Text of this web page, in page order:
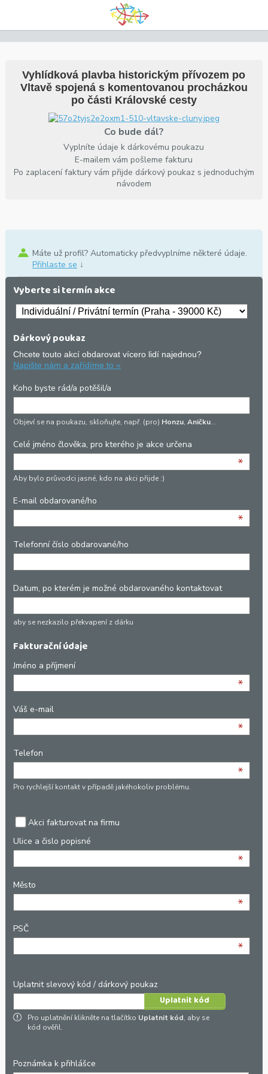
Vyhlídková plavba historickým přívozem po
Vltavě spojená s komentovanou procházkou
po části Královské cesty
Co bude dál?
Vyplníte údaje k dárkovému poukazu
E-mailem vám pošleme fakturu
Po zaplacení faktury vám přijde dárkový poukaz s jednoduchým
návodem
Máte už profil? Automaticky předvyplníme některé údaje.
Přihlaste se ↓
Vyberte si termín akce
Dárkový poukaz
Chcete touto akcí obdarovat vícero lidí najednou?
Napište nám a zařídíme to »
Koho byste rád/a potěšil/a
Objeví se na poukazu, skloňujte, např. (pro) Honzu, Aničku…
Celé jméno člověka, pro kterého je akce určena
*
Aby bylo průvodci jasné, kdo na akci přijde :)
E-mail obdarované/ho
*
Telefonní číslo obdarované/ho
Datum, po kterém je možné obdarovaného kontaktovat
aby se nezkazilo překvapení z dárku
Fakturační údaje
Jméno a příjmení
*
Váš e-mail
*
Telefon
*
Pro rychlejší kontakt v případě jakéhokoliv problému.
Akci fakturovat na firmu
Ulice a čislo popisné
*
Město
*
PSČ
*
Uplatnit slevový kód / dárkový poukaz
Pro uplatnění klikněte na tlačítko Uplatnit kód, aby se
kód ověřil.
Poznámka k přihlášce